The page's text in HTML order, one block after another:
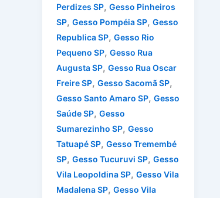
Perdizes SP, Gesso Pinheiros
SP, Gesso Pompéia SP, Gesso
Republica SP, Gesso Rio
Pequeno SP, Gesso Rua
Augusta SP, Gesso Rua Oscar
Freire SP, Gesso Sacomã SP,
Gesso Santo Amaro SP, Gesso
Saúde SP, Gesso
Sumarezinho SP, Gesso
Tatuapé SP, Gesso Tremembé
SP, Gesso Tucuruvi SP, Gesso
Vila Leopoldina SP, Gesso Vila
Madalena SP, Gesso Vila